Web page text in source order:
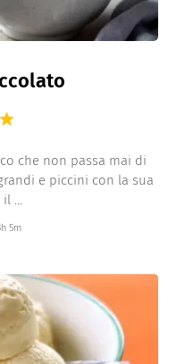
che non passa mai di
e piccini con la sua
...
5m